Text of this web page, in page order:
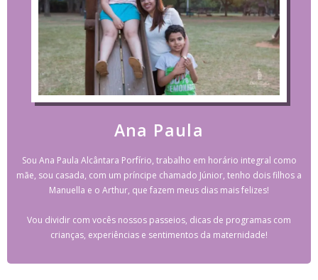
Ana Paula
Sou Ana Paula Alcântara Porfírio, trabalho em horário integral como
mãe, sou casada, com um príncipe chamado Júnior, tenho dois filhos a
Manuella e o Arthur, que fazem meus dias mais felizes!
Vou dividir com vocês nossos passeios, dicas de programas com
crianças, experiências e sentimentos da maternidade!